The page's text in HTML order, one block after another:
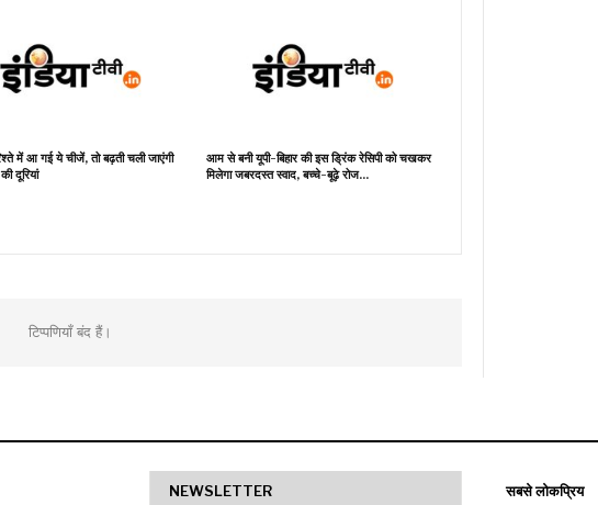
में आ गई ये चीजें, तो बढ़ती चली जाएंगी
दूरियां
आम से बनी यूपी-बिहार की इस ड्रिंक रेसिपी को चखकर
मिलेगा जबरदस्त स्वाद, बच्चे-बूढ़े रोज…
टिप्पणियाँ बंद हैं।
NEWSLETTER सबसे लोकप्रिय